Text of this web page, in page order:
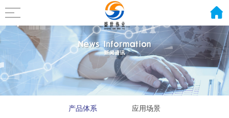
产品体系 应用场景